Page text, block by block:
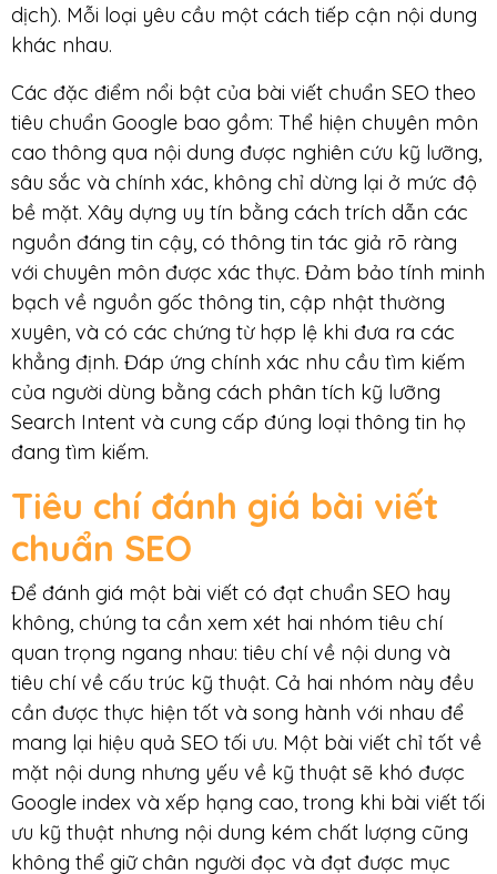
dịch). Mỗi loại yêu cầu một cách tiếp cận nội dung
khác nhau.
Các đặc điểm nổi bật của bài viết chuẩn SEO theo
tiêu chuẩn Google bao gồm: Thể hiện chuyên môn
cao thông qua nội dung được nghiên cứu kỹ lưỡng,
sâu sắc và chính xác, không chỉ dừng lại ở mức độ
bề mặt. Xây dựng uy tín bằng cách trích dẫn các
nguồn đáng tin cậy, có thông tin tác giả rõ ràng
với chuyên môn được xác thực. Đảm bảo tính minh
bạch về nguồn gốc thông tin, cập nhật thường
xuyên, và có các chứng từ hợp lệ khi đưa ra các
khẳng định. Đáp ứng chính xác nhu cầu tìm kiếm
của người dùng bằng cách phân tích kỹ lưỡng
Search Intent và cung cấp đúng loại thông tin họ
đang tìm kiếm.
Tiêu chí đánh giá bài viết
chuẩn SEO
Để đánh giá một bài viết có đạt chuẩn SEO hay
không, chúng ta cần xem xét hai nhóm tiêu chí
quan trọng ngang nhau: tiêu chí về nội dung và
tiêu chí về cấu trúc kỹ thuật. Cả hai nhóm này đều
cần được thực hiện tốt và song hành với nhau để
mang lại hiệu quả SEO tối ưu. Một bài viết chỉ tốt về
mặt nội dung nhưng yếu về kỹ thuật sẽ khó được
Google index và xếp hạng cao, trong khi bài viết tối
ưu kỹ thuật nhưng nội dung kém chất lượng cũng
không thể giữ chân người đọc và đạt được mục